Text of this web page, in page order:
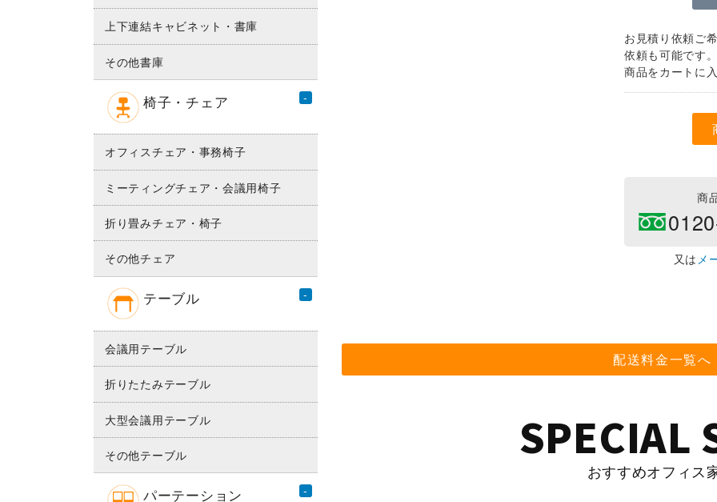
上下連結キャビネット・書庫
その他書庫
椅子・チェア
オフィスチェア・事務椅子
ミーティングチェア・会議用椅子
折り畳みチェア・椅子
その他チェア
テーブル
会議用テーブル
折りたたみテーブル
大型会議用テーブル
その他テーブル
パーテーション
お見積り依頼ご
依頼も可能です。
商品をカートに
商
又は メ
配送料金一覧へ
SPECIAL
おすすめオフィス